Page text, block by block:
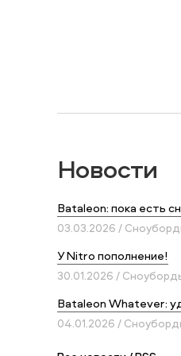
Новости
Bataleon: пока есть
03.03.2026 /
У Nitro пополнение!
30.01.2026 /
Bataleon Whatever:
04.01.2026 /